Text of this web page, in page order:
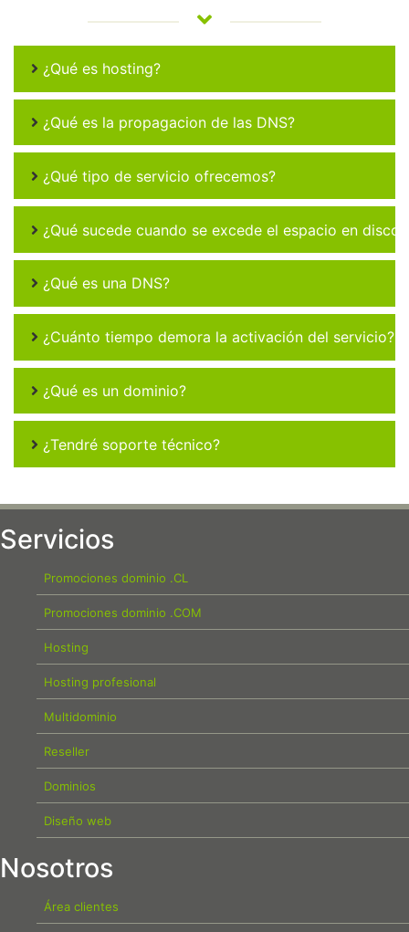
¿Qué es hosting?
¿Qué es la propagacion de las DNS?
¿Qué tipo de servicio ofrecemos?
¿Qué sucede cuando se excede el espacio en disco
¿Qué es una DNS?
¿Cuánto tiempo demora la activación del servicio?
¿Qué es un dominio?
¿Tendré soporte técnico?
Servicios
Promociones dominio .CL
Promociones dominio .COM
Hosting
Hosting profesional
Multidominio
Reseller
Dominios
Diseño web
Nosotros
Área clientes